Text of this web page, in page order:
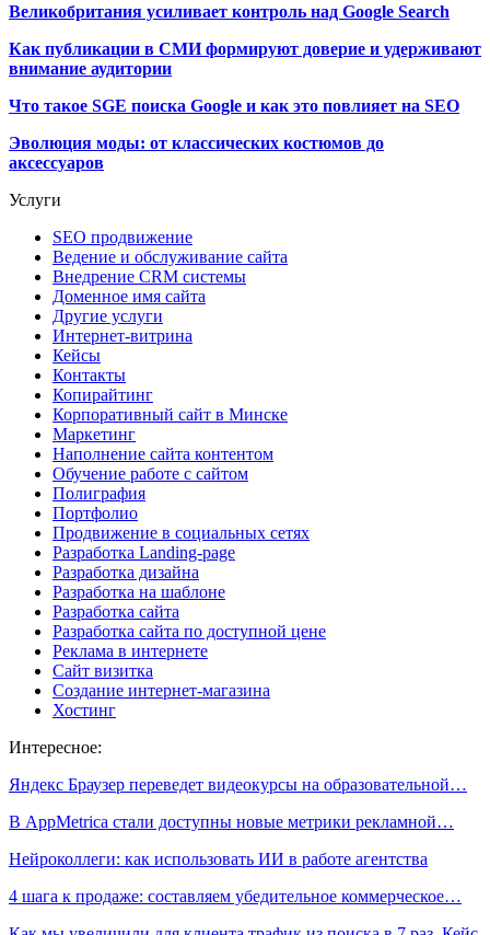
Великобритания усиливает контроль над Google Search
Как публикации в СМИ формируют доверие и удерживают
внимание аудитории
Что такое SGE поиска Google и как это повлияет на SEO
Эволюция моды: от классических костюмов до
аксессуаров
Услуги
SEO продвижение
Ведение и обслуживание сайта
Внедрение CRM системы
Доменное имя сайта
Другие услуги
Интернет-витрина
Кейсы
Контакты
Копирайтинг
Корпоративный сайт в Минске
Маркетинг
Наполнение сайта контентом
Обучение работе с сайтом
Полиграфия
Портфолио
Продвижение в социальных сетях
Разработка Landing-page
Разработка дизайна
Разработка на шаблоне
Разработка сайта
Разработка сайта по доступной цене
Реклама в интернете
Сайт визитка
Создание интернет-магазина
Хостинг
Интересное:
Яндекс Браузер переведет видеокурсы на образовательной…
В AppMetrica стали доступны новые метрики рекламной…
Нейроколлеги: как использовать ИИ в работе агентства
4 шага к продаже: составляем убедительное коммерческое…